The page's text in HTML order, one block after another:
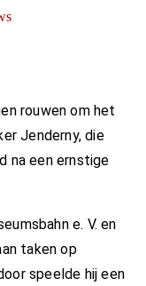
rouwen om het
Jenderny, die
na een ernstige
e. V. en
taken op
speelde hij een